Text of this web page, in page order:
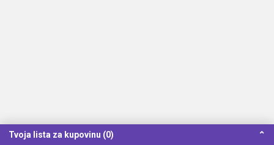
Tvoja lista za kupovinu (0) ⌃